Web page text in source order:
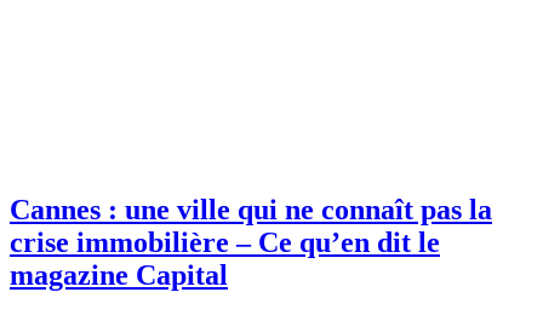
Cannes : une ville qui ne connaît pas la
crise immobilière – Ce qu’en dit le
magazine Capital